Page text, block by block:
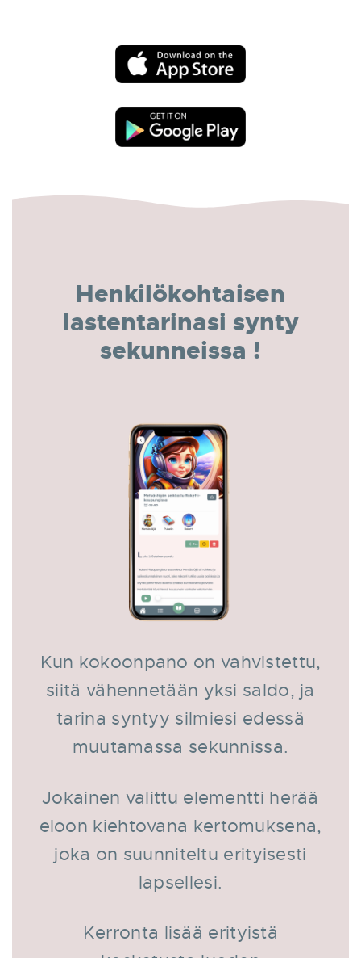
Henkilökohtaisen
lastentarinasi synty
sekunneissa !
Kun kokoonpano on vahvistettu,
siitä vähennetään yksi saldo, ja
tarina syntyy silmiesi edessä
muutamassa sekunnissa.
Jokainen valittu elementti herää
eloon kiehtovana kertomuksena,
joka on suunniteltu erityisesti
lapsellesi.
Kerronta lisää erityistä